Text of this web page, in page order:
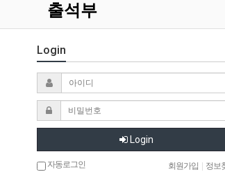
출석부
Login
Login
자동로그인 회원가입 정보